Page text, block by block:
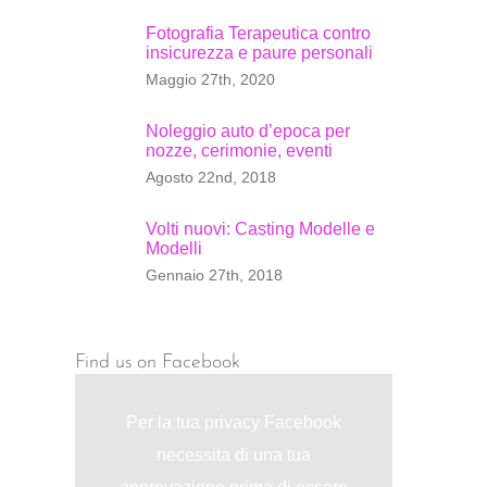
Fotografia Terapeutica contro
insicurezza e paure personali
Maggio 27th, 2020
Noleggio auto d’epoca per
nozze, cerimonie, eventi
Agosto 22nd, 2018
Volti nuovi: Casting Modelle e
Modelli
Gennaio 27th, 2018
Find us on Facebook
Per la tua privacy Facebook
necessita di una tua